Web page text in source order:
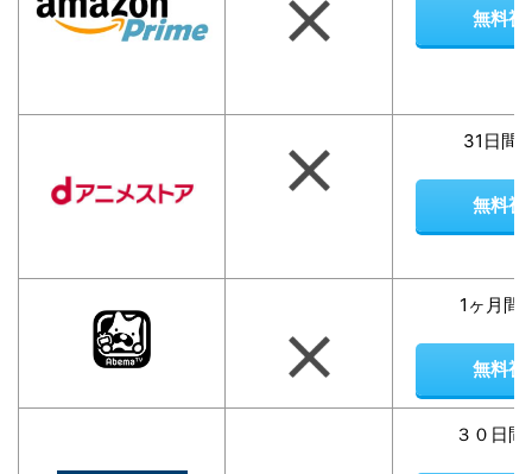
無料視
31日間
無料視
1ヶ月間
無料視
３０日間